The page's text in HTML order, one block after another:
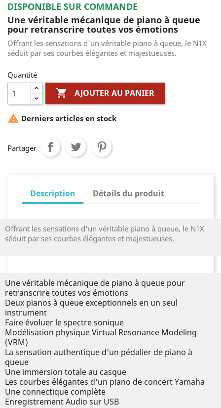
DISPONIBLE SUR COMMANDE
Une véritable mécanique de piano à queue
pour retranscrire toutes vos émotions
Offrant les sensations d'un véritable piano à queue, le N1X
séduit par ses courbes élégantes et majestueuses.
Quantité
 AJOUTER AU PANIER
 Derniers articles en stock
Partager
Description Détails du produit
Offrant les sensations d'un véritable piano à queue, le N1X
séduit par ses courbes élégantes et majestueuses.
Une véritable mécanique de piano à queue pour
retranscrire toutes vos émotions
Deux pianos à queue exceptionnels en un seul
instrument
Faire évoluer le spectre sonique
Modélisation physique Virtual Resonance Modeling
(VRM)
La sensation authentique d'un pédalier de piano à
queue
Une immersion totale au casque
Les courbes élégantes d'un piano de concert Yamaha
Une connectique complète
Enregistrement Audio sur USB